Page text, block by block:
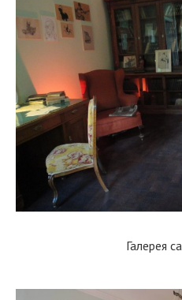
Галерея